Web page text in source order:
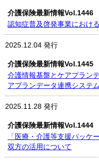
介護保険最新情報Vol.1446
認知症普及啓発事業におけ
2025.12.04 発行
介護保険最新情報Vol.1445
介護情報基盤とケアプラン
アプランデータ連携システ
2025.11.28 発行
介護保険最新情報Vol.1444
「医療・介護等支援パッケ
双方の活用について